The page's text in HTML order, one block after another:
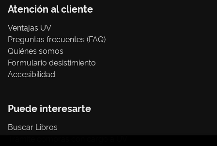
Atención al cliente
Ventajas UV
Preguntas frecuentes (FAQ)
Quiénes somos
Formulario desistimiento
Accesibilidad
Puede interesarte
Buscar Libros